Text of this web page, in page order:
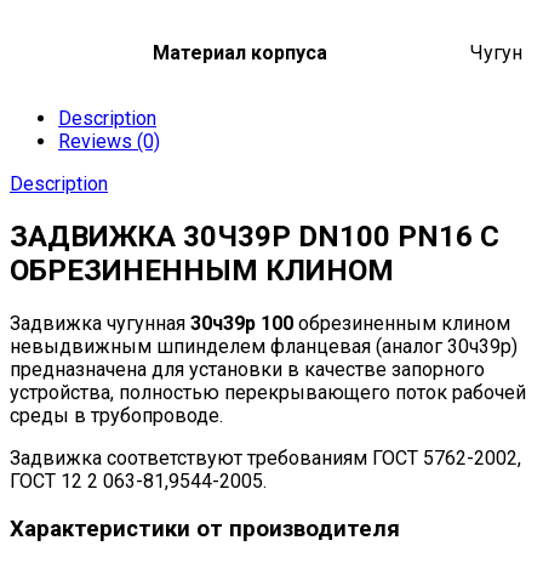
Материал корпуса Чугун
Description
Reviews (0)
Description
ЗАДВИЖКА 30Ч39Р DN100 PN16 С
ОБРЕЗИНЕННЫМ КЛИНОМ
Задвижка чугунная 30ч39р 100 обрезиненным клином
невыдвижным шпинделем фланцевая (аналог 30ч39р)
предназначена для установки в качестве запорного
устройства, полностью перекрывающего поток рабочей
среды в трубопроводе.
Задвижка соответствуют требованиям ГОСТ 5762-2002,
ГОСТ 12 2 063-81,9544-2005.
Характеристики от производителя